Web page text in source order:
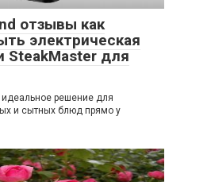
отзывы как
электрическая
SteakMaster для
идеальное решение для
и сытных блюд прямо у